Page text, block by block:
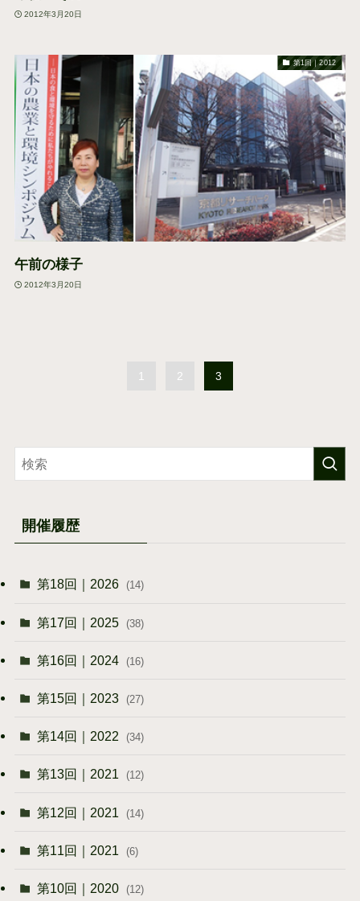
2012年3月20日
第1回｜2012
午前の様子
2012年3月20日
1 2 3
開催履歴
第18回｜2026 (14)
第17回｜2025 (38)
第16回｜2024 (16)
第15回｜2023 (27)
第14回｜2022 (34)
第13回｜2021 (12)
第12回｜2021 (14)
第11回｜2021 (6)
第10回｜2020 (12)